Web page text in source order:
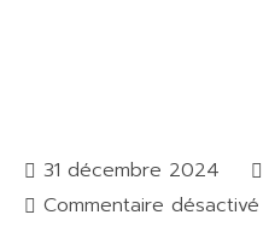
31 décembre 2024
Commentaire désactivé